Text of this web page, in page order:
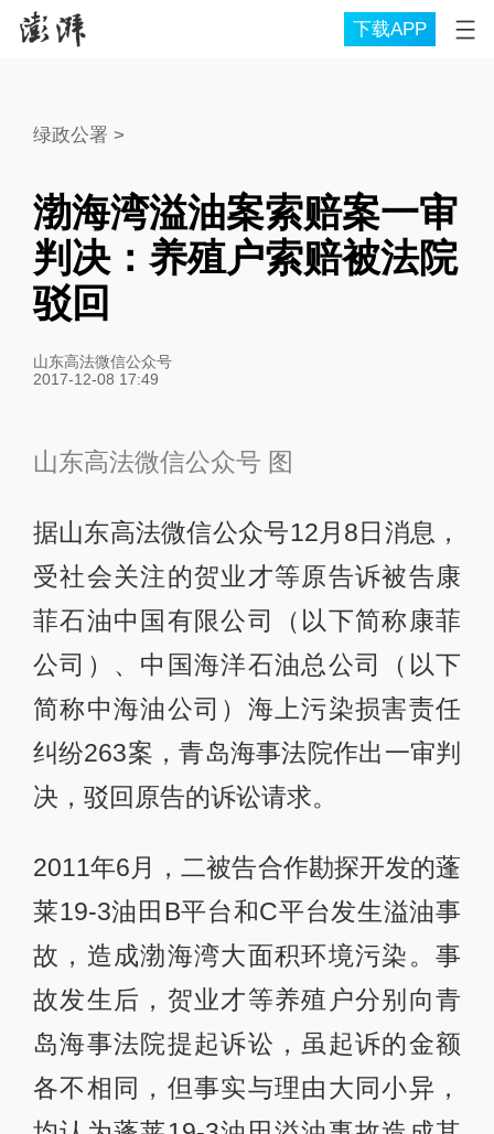
下载APP
绿政公署 >
渤海湾溢油案索赔案一审
判决：养殖户索赔被法院
驳回
山东高法微信公众号
2017-12-08 17:49
山东高法微信公众号 图
据山东高法微信公众号12月8日消息，
受社会关注的贺业才等原告诉被告康
菲石油中国有限公司（以下简称康菲
公司）、中国海洋石油总公司（以下
简称中海油公司）海上污染损害责任
纠纷263案，青岛海事法院作出一审判
决，驳回原告的诉讼请求。
2011年6月，二被告合作勘探开发的蓬
莱19-3油田B平台和C平台发生溢油事
故，造成渤海湾大面积环境污染。事
故发生后，贺业才等养殖户分别向青
岛海事法院提起诉讼，虽起诉的金额
各不相同，但事实与理由大同小异，